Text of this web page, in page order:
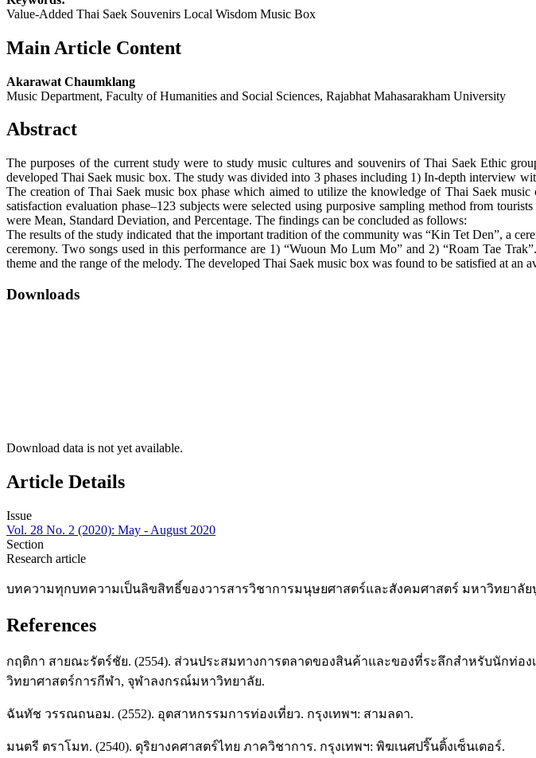
Value-Added Thai Saek Souvenirs Local Wisdom Music Box
Main Article Content
Akarawat Chaumklang
Music Department, Faculty of Humanities and Social Sciences, Rajabhat Mahasarakham University
Abstract
The purposes of the current study were to study music cultures and souvenirs of Thai Saek Ethic
developed Thai Saek music box. The study was divided into 3 phases including 1) In-depth interview
The creation of Thai Saek music box phase which aimed to utilize the knowledge of Thai Saek
satisfaction evaluation phase–123 subjects were selected using purposive sampling method from
were Mean, Standard Deviation, and Percentage. The findings can be concluded as follows:
The results of the study indicated that the important tradition of the community was “Kin Tet Den”, a
ceremony. Two songs used in this performance are 1) “Wuoun Mo Lum Mo” and 2) “Roam Tae
theme and the range of the melody. The developed Thai Saek music box was found to be satisfied at an
Downloads
Download data is not yet available.
Article Details
Issue
Vol. 28 No. 2 (2020): May - August 2020
Section
Research article
บทความทุกบทความเป็นลิขสิทธิ์ของวารสารวิชาการมนุษยศาสตร์และสังคมศาสตร์ มหาวิทยาลัย
References
กฤติกา สายณะรัตร์ชัย. (2554). ส่วนประสมทางการตลาดของสินค้าและของที่ระลึกสำหรับนักท่
วิทยาศาสตร์การกีฬา, จุฬาลงกรณ์มหาวิทยาลัย.
ฉันทัช วรรณถนอม. (2552). อุตสาหกรรมการท่องเที่ยว. กรุงเทพฯ: สามลดา.
มนตรี ตราโมท. (2540). ดุริยางคศาสตร์ไทย ภาควิชาการ. กรุงเทพฯ: พิฆเนศปริ๊นติ้งเซ็นเตอร์.